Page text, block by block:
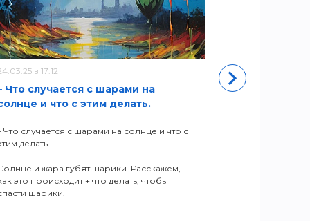
в 17:12
Что случается с шарами на
и что с этим делать.
Что случается с шарами на солнце и что с
делать.
и жара губят шарики. Расскажем,
это происходит + что делать, чтобы
шарики.